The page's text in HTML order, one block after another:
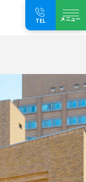
TEL メニュー